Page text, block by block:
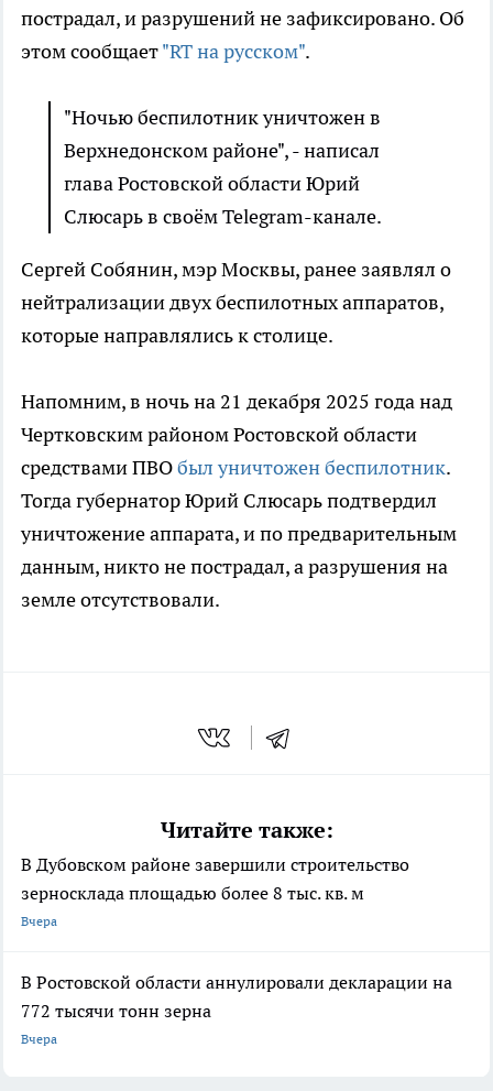
пострадал, и разрушений не зафиксировано. Об
этом сообщает"RT на русском".
"Ночью беспилотник уничтожен в
Верхнедонском районе", - написал
глава Ростовской области Юрий
Слюсарь в своём Telegram-канале.
Сергей Собянин, мэр Москвы, ранее заявлял о
нейтрализации двух беспилотных аппаратов,
которые направлялись к столице.
Напомним, в ночь на 21 декабря 2025 года над
Чертковским районом Ростовской области
средствами ПВОбыл уничтожен беспилотник.
Тогда губернатор Юрий Слюсарь подтвердил
уничтожение аппарата, и по предварительным
данным, никто не пострадал, а разрушения на
земле отсутствовали.
Читайте также:
В Дубовском районе завершили строительство
зерносклада площадью более 8 тыс. кв. м
Вчера
В Ростовской области аннулировали декларации на
772 тысячи тонн зерна
Вчера